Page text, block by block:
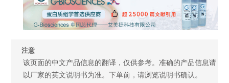
注意
该页面的中文产品信息的翻译，仅供参考。准确的产品信息请
以厂家的英文说明书为准。下单前，请浏览说明书确认。